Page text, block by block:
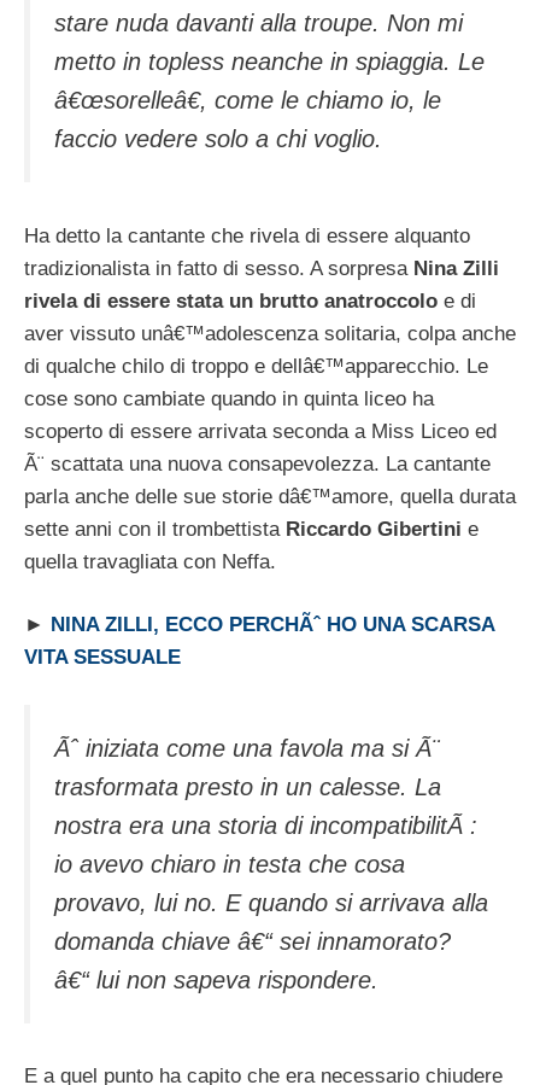
stare nuda davanti alla troupe. Non mi
metto in topless neanche in spiaggia. Le
â€œsorelleâ€, come le chiamo io, le
faccio vedere solo a chi voglio.
Ha detto la cantante che rivela di essere alquanto
tradizionalista in fatto di sesso. A sorpresa Nina Zilli
rivela di essere stata un brutto anatroccolo e di
aver vissuto unâ€™adolescenza solitaria, colpa anche
di qualche chilo di troppo e dellâ€™apparecchio. Le
cose sono cambiate quando in quinta liceo ha
scoperto di essere arrivata seconda a Miss Liceo ed
Ã¨ scattata una nuova consapevolezza. La cantante
parla anche delle sue storie dâ€™amore, quella durata
sette anni con il trombettista Riccardo Gibertini e
quella travagliata con Neffa.
► NINA ZILLI, ECCO PERCHÃˆ HO UNA SCARSA
VITA SESSUALE
Ãˆ iniziata come una favola ma si Ã¨
trasformata presto in un calesse. La
nostra era una storia di incompatibilitÃ :
io avevo chiaro in testa che cosa
provavo, lui no. E quando si arrivava alla
domanda chiave â€“ sei innamorato?
â€“ lui non sapeva rispondere.
E a quel punto ha capito che era necessario chiudere